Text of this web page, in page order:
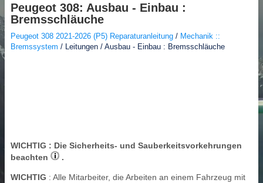
Peugeot 308: Ausbau - Einbau :
Bremsschläuche
Peugeot 308 2021-2026 (P5) Reparaturanleitung / Mechanik ::
Bremssystem / Leitungen / Ausbau - Einbau : Bremsschläuche
WICHTIG : Die Sicherheits- und Sauberkeitsvorkehrungen
beachten
.
WICHTIG : Alle Mitarbeiter, die Arbeiten an einem Fahrzeug mit